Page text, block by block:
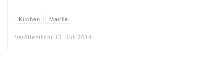
Kuchen Marille
Veröffentlicht 15. Juli 2014